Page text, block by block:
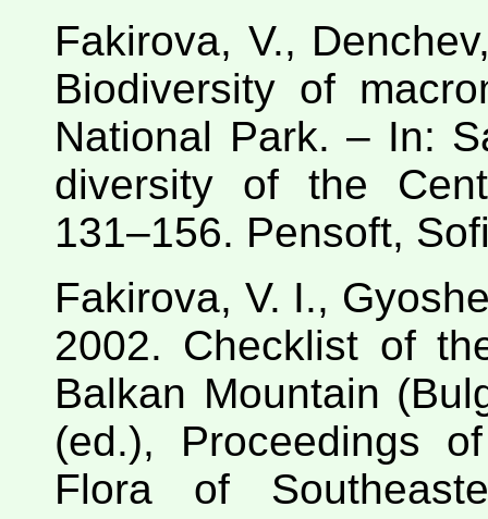
Fakirova, V.,
Biodiversity of
National Park. – In:
diversity of the
131–156. Pensoft,
Fakirova, V. I.,
2002. Checklist of
Balkan Mountain
(ed.), Proceedings
Flora of